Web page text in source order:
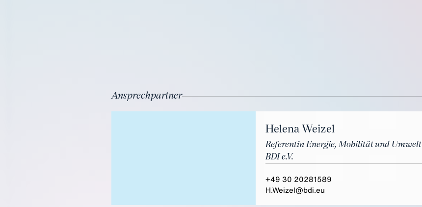
Ansprechpartner
Helena Weizel
Referentin Energie, Mobilität und Umwelt
BDI e.V.
+49 30 20281589
H.Weizel@bdi.eu